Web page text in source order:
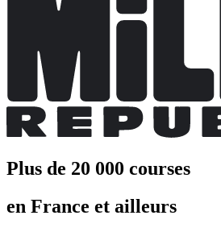
Plus de 20 000 courses
en France et ailleurs